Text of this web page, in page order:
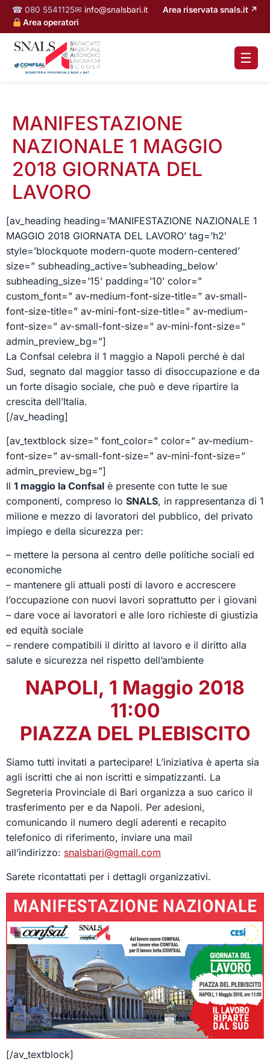
☎ 080 5541125✉ info@snalsbari.it
Area riservata snals.it ↗
Area operatori
☰
MANIFESTAZIONE
NAZIONALE 1 MAGGIO
2018 GIORNATA DEL
LAVORO
[av_heading heading=’MANIFESTAZIONE NAZIONALE 1
MAGGIO 2018 GIORNATA DEL LAVORO’ tag=’h2′
style=’blockquote modern-quote modern-centered’
size=” subheading_active=’subheading_below’
subheading_size=’15’ padding=’10’ color=”
custom_font=” av-medium-font-size-title=” av-small-
font-size-title=” av-mini-font-size-title=” av-medium-
font-size=” av-small-font-size=” av-mini-font-size=”
admin_preview_bg=”]
La Confsal celebra il 1 maggio a Napoli perché è dal
Sud, segnato dal maggior tasso di disoccupazione e da
un forte disagio sociale, che può e deve ripartire la
crescita dell’Italia.
[/av_heading]
[av_textblock size=” font_color=” color=” av-medium-
font-size=” av-small-font-size=” av-mini-font-size=”
admin_preview_bg=”]
Il 1 maggio la Confsal è presente con tutte le sue
componenti, compreso lo SNALS, in rappresentanza di 1
milione e mezzo di lavoratori del pubblico, del privato
impiego e della sicurezza per:
– mettere la persona al centro delle politiche sociali ed
economiche
– mantenere gli attuali posti di lavoro e accrescere
l’occupazione con nuovi lavori soprattutto per i giovani
– dare voce ai lavoratori e alle loro richieste di giustizia
ed equità sociale
– rendere compatibili il diritto al lavoro e il diritto alla
salute e sicurezza nel rispetto dell’ambiente
NAPOLI, 1 Maggio 2018
11:00
PIAZZA DEL PLEBISCITO
Siamo tutti invitati a partecipare! L’iniziativa è aperta sia
agli iscritti che ai non iscritti e simpatizzanti. La
Segreteria Provinciale di Bari organizza a suo carico il
trasferimento per e da Napoli. Per adesioni,
comunicando il numero degli aderenti e recapito
telefonico di riferimento, inviare una mail
all’indirizzo: snalsbari@gmail.com
Sarete ricontattati per i dettagli organizzativi.
[/av_textblock]